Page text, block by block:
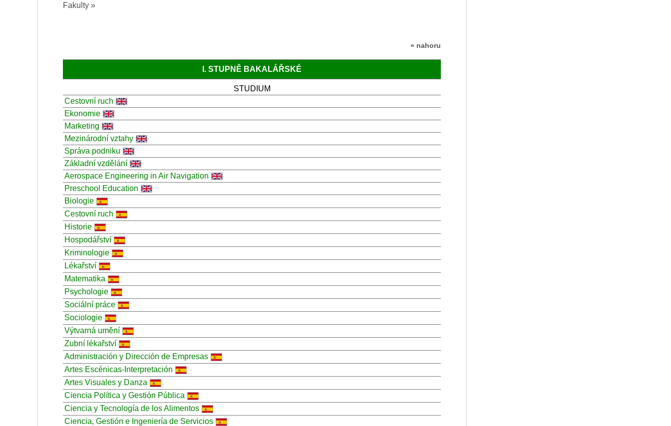
Fakulty »
» nahoru
I. STUPNĚ BAKALÁŘSKÉ
STUDIUM
Cestovní ruch
Ekonomie
Marketing
Mezinárodní vztahy
Správa podniku
Základní vzdělání
Aerospace Engineering in Air Navigation
Preschool Education
Biologie
Cestovní ruch
Historie
Hospodářství
Kriminologie
Lékařství
Matematika
Psychologie
Sociální práce
Sociologie
Výtvarná umění
Zubní lékařství
Administración y Dirección de Empresas
Artes Escénicas-Interpretación
Artes Visuales y Danza
Ciencia Política y Gestión Pública
Ciencia y Tecnología de los Alimentos
Ciencia, Gestión e Ingeniería de Servicios